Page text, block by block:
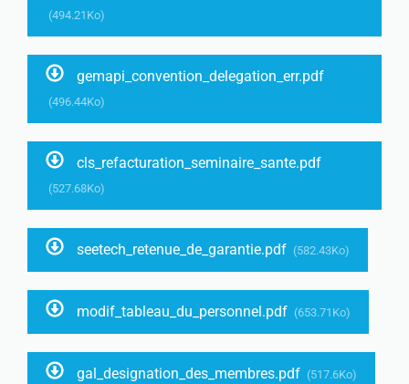
(494.21Ko)
gemapi_convention_delegation_err.pdf
(496.44Ko)
cls_refacturation_seminaire_sante.pdf
(527.68Ko)
seetech_retenue_de_garantie.pdf (582.43Ko)
modif_tableau_du_personnel.pdf (653.71Ko)
gal_designation_des_membres.pdf (517.6Ko)